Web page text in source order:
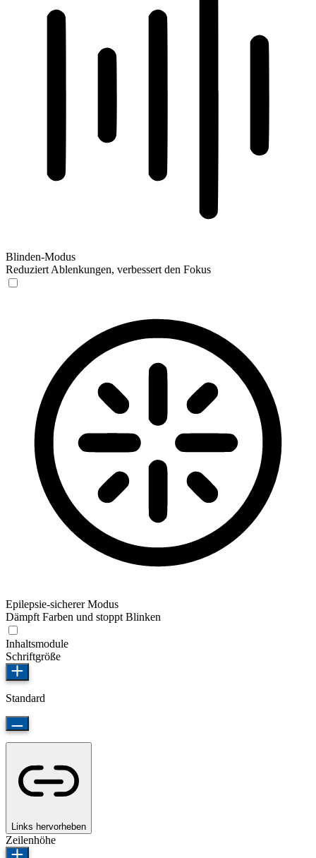
Blinden-Modus
Reduziert Ablenkungen, verbessert den Fokus
Epilepsie-sicherer Modus
Dämpft Farben und stoppt Blinken
Inhaltsmodule
Schriftgröße
Standard
Links hervorheben
Zeilenhöhe